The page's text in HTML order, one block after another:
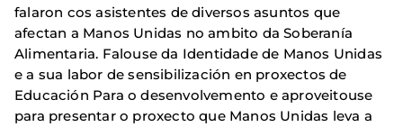
falaron cos asistentes de diversos asuntos que
afectan a Manos Unidas no ambito da Soberanía
Alimentaria. Falouse da Identidade de Manos Unidas
e a sua labor de sensibilización en proxectos de
Educación Para o desenvolvemento e aproveitouse
para presentar o proxecto que Manos Unidas leva a